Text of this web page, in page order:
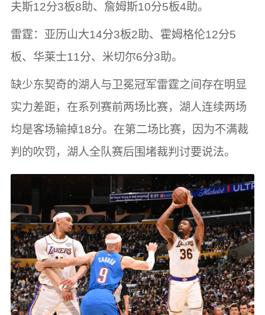
夫斯12分3板8助、詹姆斯10分5板4助。
雷霆：亚历山大14分3板2助、霍姆格伦12分5
板、华莱士11分、米切尔6分3助。
缺少东契奇的湖人与卫冕冠军雷霆之间存在明显
实力差距，在系列赛前两场比赛，湖人连续两场
均是客场输掉18分。在第二场比赛，因为不满裁
判的吹罚，湖人全队赛后围堵裁判讨要说法。